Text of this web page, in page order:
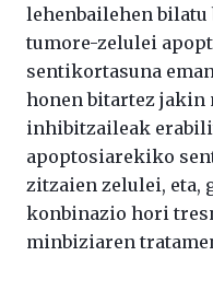
lehenbailehen
tumore-zelulei
sentikortasuna
honen bitartez jakin
inhibitzaileak
apoptosiarekiko
zitzaien zelulei, eta,
konbinazio hori
minbiziaren